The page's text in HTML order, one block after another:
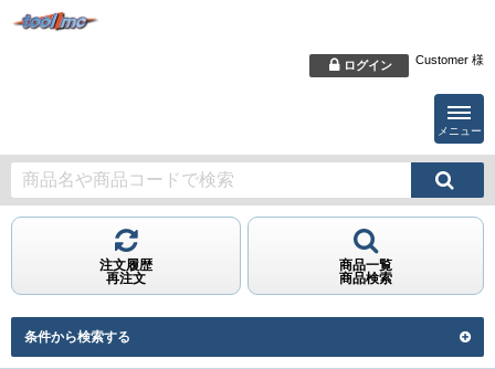
ログイン Customer 様
メニュー
注文履歴
再注文
商品一覧
商品検索
条件から検索する